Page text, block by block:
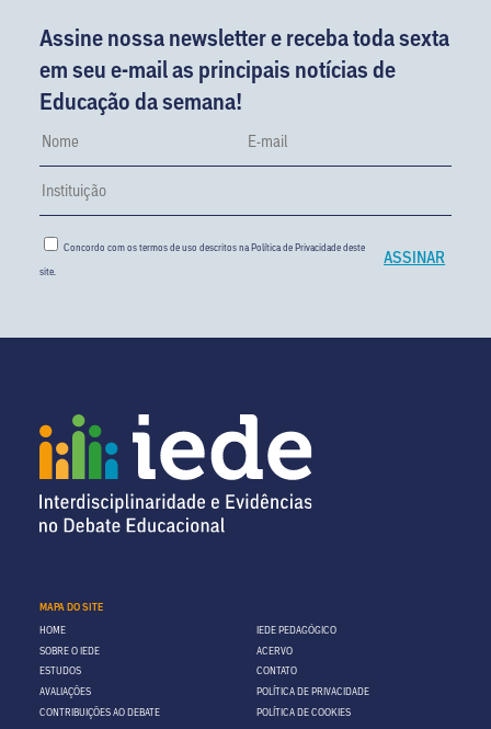
Assine nossa newsletter e receba toda sexta
em seu e-mail as principais notícias de
Educação da semana!
Concordo com os termos de uso descritos naPolítica de Privacidadedeste
site.
MAPA DO SITE
HOME
SOBRE O IEDE
ESTUDOS
AVALIAÇÕES
CONTRIBUIÇÕES AO DEBATE
IEDE PEDAGÓGICO
ACERVO
CONTATO
POLÍTICA DE PRIVACIDADE
POLÍTICA DE COOKIES